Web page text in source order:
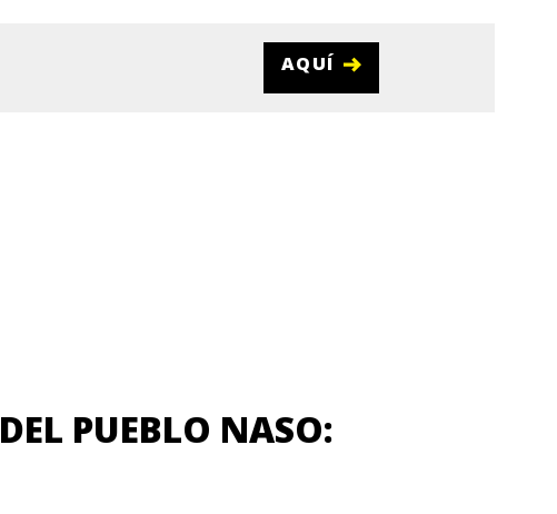
AQUÍ
PUEBLO NASO: